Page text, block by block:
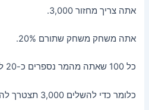
אתה צריך מחזור 3,000.
אתה משחק משחק שתורם 20%.
כל 100 שאתה מהמר נספרים כ-20 למחזור.
כלומר כדי להשלים 3,000 תצטרך להמר בפועל הרבה יותר.